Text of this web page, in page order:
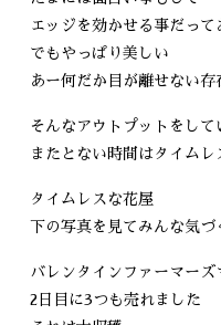
エッジを効かせる事だって
でもやっぱり美しい
あー何だか目が離せない存
そんなアウトプットをして
またとない時間はタイムレ
タイムレスな花屋
下の写真を見てみんな気づ
バレンタインファーマー
2日目に3つも売れました